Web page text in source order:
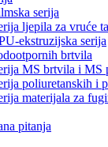
serija
ljepila za vruće
ekstruzijska serija
brtvila
MS brtvila i MS
poliuretanskih i
materijala za
pitanja